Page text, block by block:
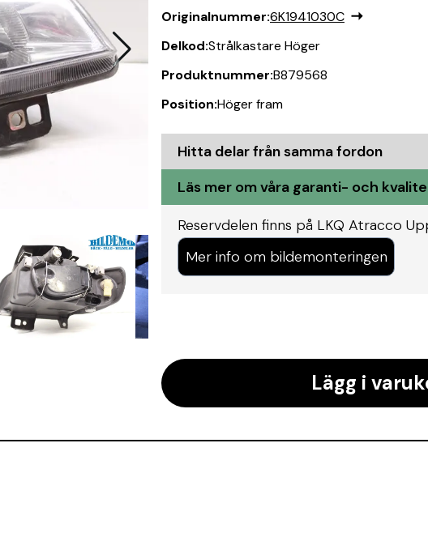
Originalnummer:6K1941030C
Delkod:Strålkastare Höger
Produktnummer:B879568
Position:Höger fram
Hitta delar från samma fordon
Läs mer om våra garanti- och
Reservdelen finns på LKQ Atracco
Mer info om bildemonteringen
Lägg i